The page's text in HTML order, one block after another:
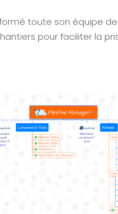
toute son équipe de
pour faciliter la